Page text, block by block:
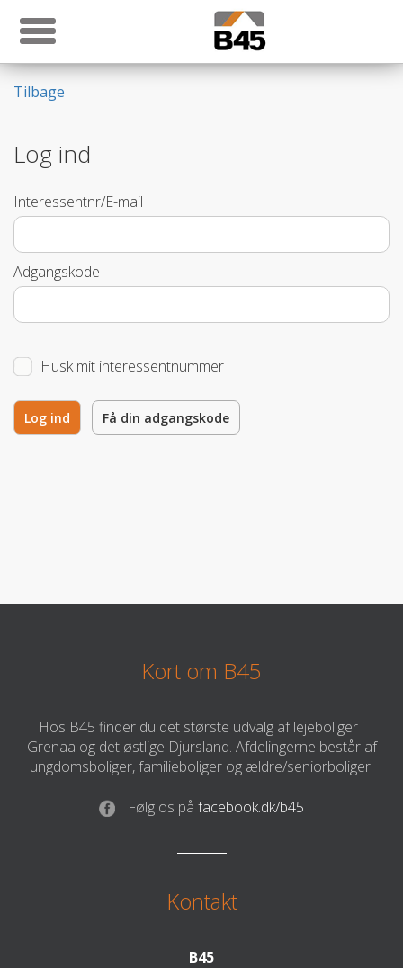
Toggle navigation
Tilbage
Log ind
Interessentnr/E-mail
Adgangskode
Husk mit interessentnummer
Log ind Få din adgangskode
Kort om B45
Hos B45 finder du det største udvalg af lejeboliger i
Grenaa og det østlige Djursland. Afdelingerne består af
ungdomsboliger, familieboliger og ældre/seniorboliger.
Følg os på facebook.dk/b45
Kontakt
B45